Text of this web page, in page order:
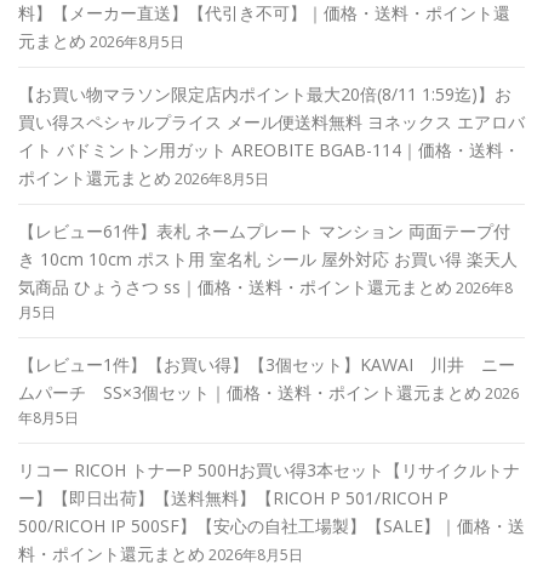
料】【メーカー直送】【代引き不可】｜価格・送料・ポイント還
元まとめ 2026年8月5日
【お買い物マラソン限定店内ポイント最大20倍(8/11 1:59迄)】お
買い得スペシャルプライス メール便送料無料 ヨネックス エアロバ
イト バドミントン用ガット AREOBITE BGAB-114｜価格・送料・
ポイント還元まとめ 2026年8月5日
【レビュー61件】表札 ネームプレート マンション 両面テープ付
き 10cm 10cm ポスト用 室名札 シール 屋外対応 お買い得 楽天人
気商品 ひょうさつ ss｜価格・送料・ポイント還元まとめ 2026年8
月5日
【レビュー1件】【お買い得】【3個セット】KAWAI 川井 ニー
ムパーチ SS×3個セット｜価格・送料・ポイント還元まとめ 2026
年8月5日
リコー RICOH トナーP 500Hお買い得3本セット【リサイクルトナ
ー】【即日出荷】【送料無料】【RICOH P 501/RICOH P
500/RICOH IP 500SF】【安心の自社工場製】【SALE】｜価格・送
料・ポイント還元まとめ 2026年8月5日